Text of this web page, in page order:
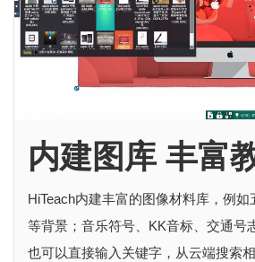
内建图库 丰富
HiTeach内建丰富的图像材料库，例
等背景；音乐符号、KK音标、交通号
也可以直接输入关键字，从云端搜索